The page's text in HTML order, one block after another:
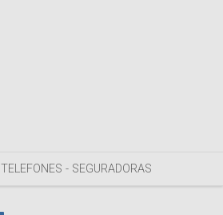
TELEFONES - SEGURADORAS